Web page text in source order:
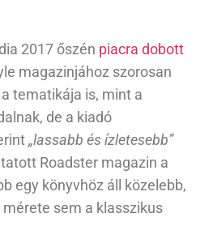
2017 őszén piacra dobott
magazinjához szorosan
tematikája is, mint a
de a kiadó
„lassabb és ízletesebb”
Roadster magazin a
egy könyvhöz áll közelebb,
sem a klasszikus